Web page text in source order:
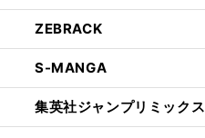
ZEBRACK
S-MANGA
集英社ジャンプリミックス